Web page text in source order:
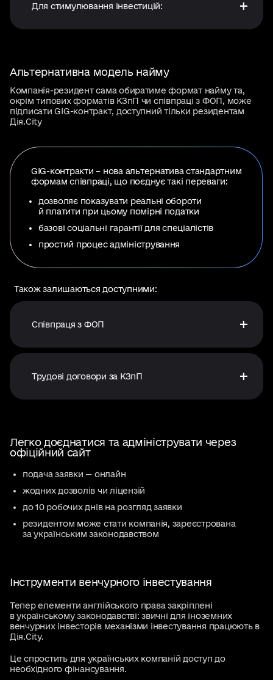
Для стимулювання інвестицій:
Альтернативна модель найму
Компанія-резидент сама обиратиме формат найму та,
окрім типових форматів КЗпП чи співпраці з ФОП, може
підписати GIG-контракт, доступний тільки резидентам
Дія.City
GIG-контракти – нова альтернатива стандартним
формам співпраці, що поєднує такі переваги:
дозволяє показувати реальні обороти
й платити при цьому помірні податки
базові соціальні гарантії для спеціалістів
простий процес адміністрування
Також залишаються доступними:
Співпраця з ФОП
Трудові договори за КЗпП
Легко доєднатися та адмініструвати через
офіційний сайт
подача заявки — онлайн
жодних дозволів чи ліцензій
до 10 робочих днів на розгляд заявки
резидентом може стати компанія, зареєстрована
за українським законодавством
Інструменти венчурного інвестування
Тепер елементи англійського права закріплені
в українському законодавстві: звичні для іноземних
венчурних інвесторів механізми інвестування працюють в
Дія.City.
Це спростить для українських компаній доступ до
необхідного фінансування.